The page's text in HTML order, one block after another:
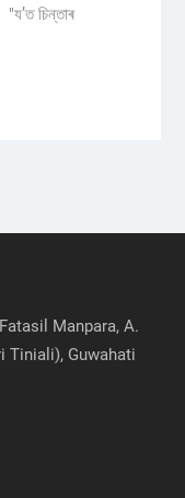
"য’ত চিন্তাৰ
Manpara, A.
Tiniali), Guwahati